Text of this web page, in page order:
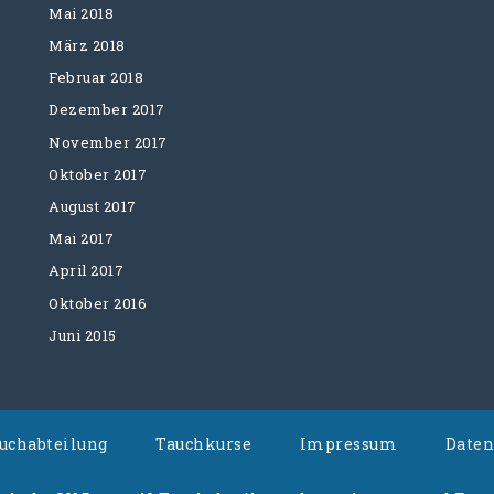
Mai 2018
März 2018
Februar 2018
Dezember 2017
November 2017
Oktober 2017
August 2017
Mai 2017
April 2017
Oktober 2016
Juni 2015
Tauchkurse Impressum